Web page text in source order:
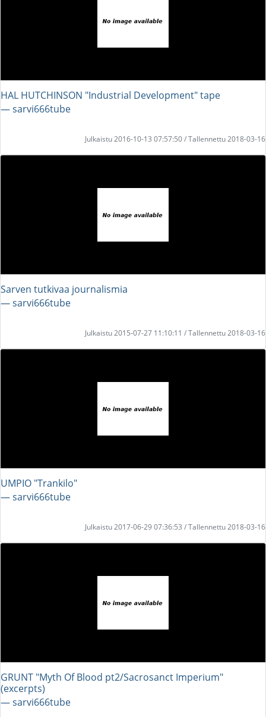
HAL HUTCHINSON "Industrial Development" tape
― sarvi666tube
Julkaistu 2016-10-13 07:57:50 / Tallennettu 2018-03-16
Sarven tutkivaa journalismia
― sarvi666tube
Julkaistu 2015-07-27 11:10:11 / Tallennettu 2018-03-16
UMPIO "Trankilo"
― sarvi666tube
Julkaistu 2017-06-29 07:36:53 / Tallennettu 2018-03-16
GRUNT "Myth Of Blood pt2/Sacrosanct Imperium"
(excerpts)
― sarvi666tube